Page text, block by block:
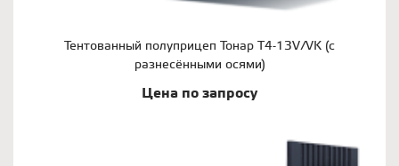
Тентованный полуприцеп Тонар T4-13V/VK (с
разнесёнными осями)
Цена по запросу